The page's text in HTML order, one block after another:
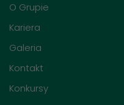
O Grupie
Kariera
Galeria
Kontakt
Konkursy